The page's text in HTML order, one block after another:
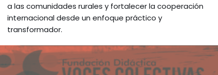
a las comunidades rurales y fortalecer la cooperación
internacional desde un enfoque práctico y
transformador.